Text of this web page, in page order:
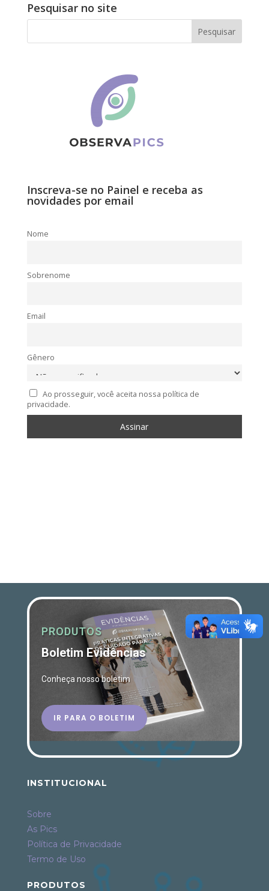
Pesquisar no site
Inscreva-se no Painel e receba as
novidades por email
Nome
Sobrenome
Email
Gênero
Ao prosseguir, você aceita nossa política de
privacidade.
PRODUTOS
Boletim Evidências
Conheça nosso boletim
IR PARA O BOLETIM
INSTITUCIONAL
Sobre
As Pics
Política de Privacidade
Termo de Uso
PRODUTOS